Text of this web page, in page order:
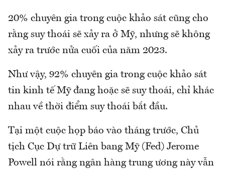
20% chuyên gia trong cuộc khảo sát cũng cho
rằng suy thoái sẽ xảy ra ở Mỹ, nhưng sẽ không
xảy ra trước nửa cuối của năm 2023.
Như vậy, 92% chuyên gia trong cuộc khảo sát
tin kinh tế Mỹ đang hoặc sẽ suy thoái, chỉ khác
nhau về thời điểm suy thoái bắt đầu.
Tại một cuộc họp báo vào tháng trước, Chủ
tịch Cục Dự trữ Liên bang Mỹ (Fed) Jerome
Powell nói rằng ngân hàng trung ương này vẫn